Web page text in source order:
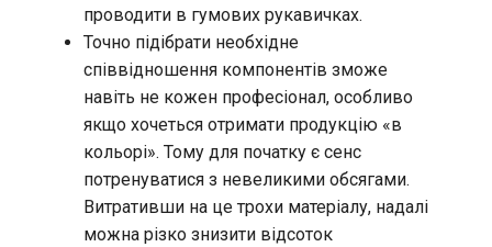
проводити в гумових рукавичках.
Точно підібрати необхідне
співвідношення компонентів зможе
навіть не кожен професіонал, особливо
якщо хочеться отримати продукцію «в
кольорі». Тому для початку є сенс
потренуватися з невеликими обсягами.
Витративши на це трохи матеріалу, надалі
можна різко знизити відсоток